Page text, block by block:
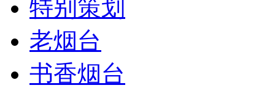
特别策划
老烟台
书香烟台